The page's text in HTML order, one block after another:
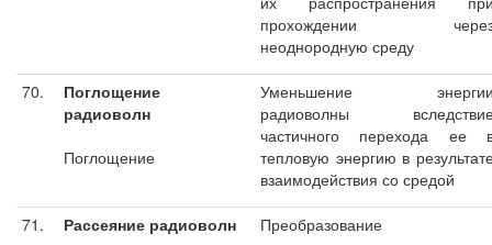
прохождении
неоднородную среду
70.
Поглощение
радиоволн
Поглощение
Уменьшение
радиоволны
частичного перехода ее
тепловую энергию в
взаимодействия со средой
71. Рассеяние радиоволн
Преобразование